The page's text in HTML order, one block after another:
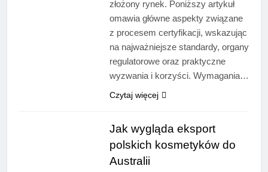
złożony rynek. Poniższy artykuł
omawia główne aspekty związane
z procesem certyfikacji, wskazując
na najważniejsze standardy, organy
regulatorowe oraz praktyczne
wyzwania i korzyści. Wymagania…
Czytaj więcej
Jak wygląda eksport
polskich kosmetyków do
Australii